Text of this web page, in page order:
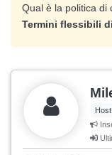
Qual è la politica di
Termini flessibili
Host